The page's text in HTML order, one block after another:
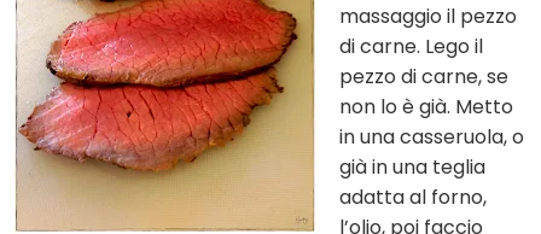
massaggio il pezzo
di carne. Lego il
pezzo di carne, se
non lo è già. Metto
in una casseruola, o
già in una teglia
adatta al forno,
l’olio, poi faccio